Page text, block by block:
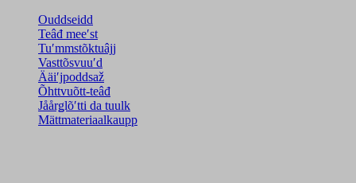
Ouddseidd
Teâđ meeʹst
Tuʹmmstõktuâjj
Vasttõsvuuʹd
Ääiʹjpoddsaž
Õhttvuõtt-teâđ
Jåårǥlõʹtti da tuulk
Mättmateriaalkaupp